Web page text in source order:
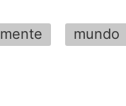
mente mundo